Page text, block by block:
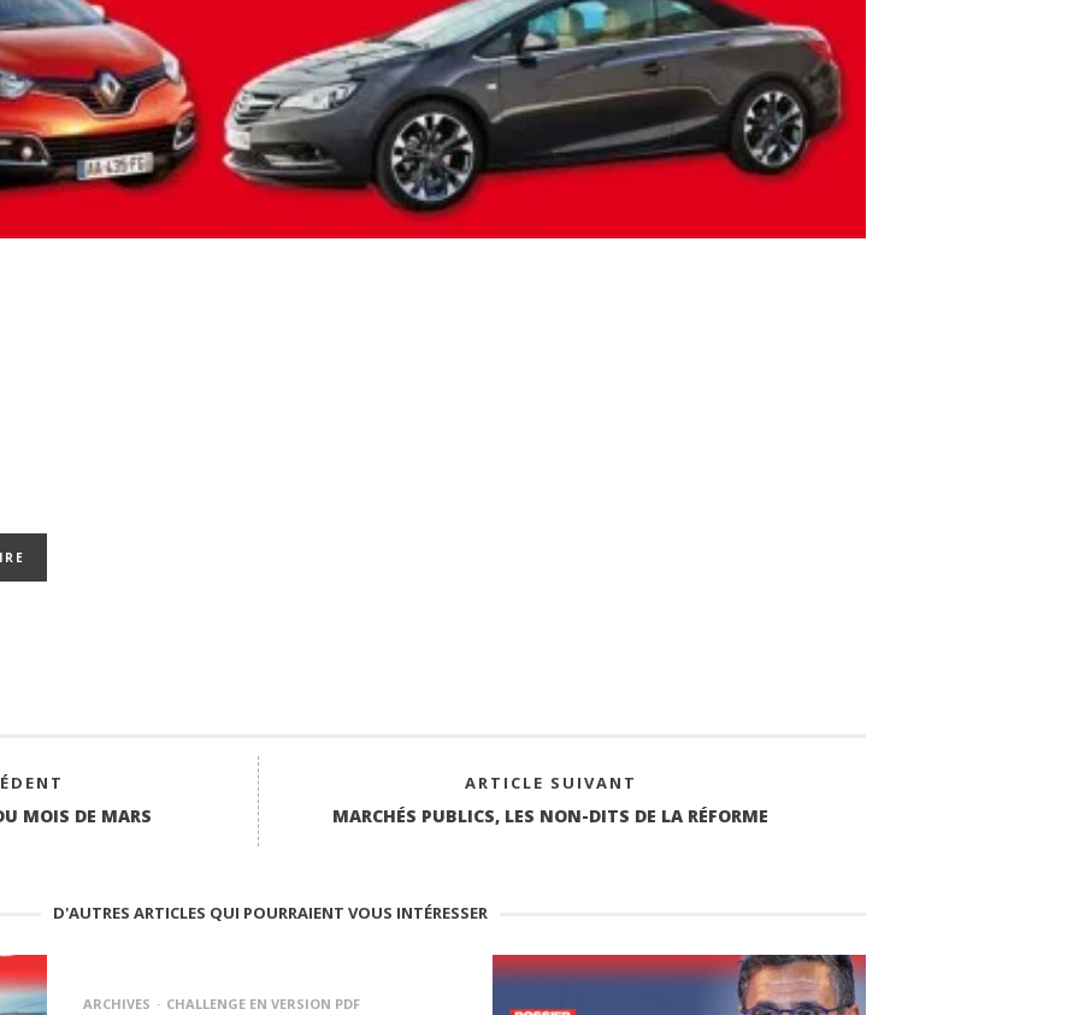
MOIS DE MARS
ARTICLE SUIVANT
MARCHÉS PUBLICS, LES NON-DITS DE LA RÉFORME
D'AUTRES ARTICLES QUI POURRAIENT VOUS INTÉRESSER
ARCHIVES CHALLENGE EN VERSION PDF